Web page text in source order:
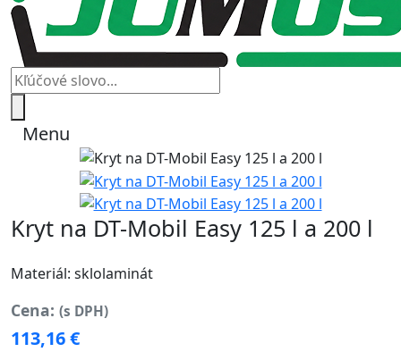
Menu
Kryt na DT-Mobil Easy 125 l a 200 l
Materiál: sklolaminát
Cena: (s DPH)
113,16 €